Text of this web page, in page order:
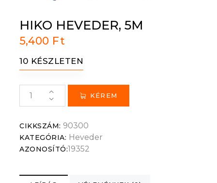
HIKO HEVEDER, 5M
5,400 Ft
10 KÉSZLETEN
KÉREM
CIKKSZÁM: 90300
KATEGÓRIA: Heveder
AZONOSÍTÓ:19352